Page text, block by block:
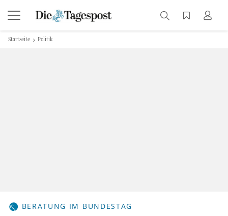
Startseite Politik
BERATUNG IM BUNDESTAG